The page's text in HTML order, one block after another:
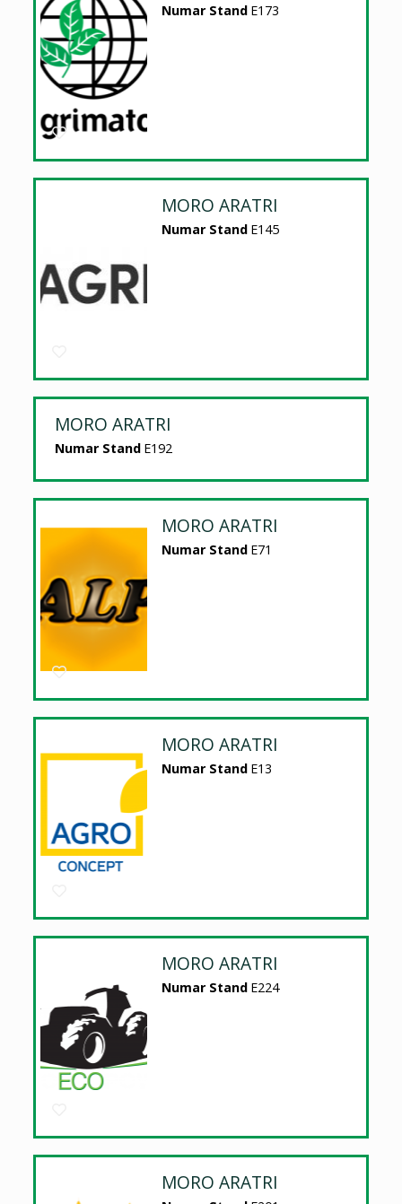
Numar Stand E173
MORO ARATRI
Numar Stand E145
MORO ARATRI
Numar Stand E192
MORO ARATRI
Numar Stand E71
MORO ARATRI
Numar Stand E13
MORO ARATRI
Numar Stand E224
MORO ARATRI